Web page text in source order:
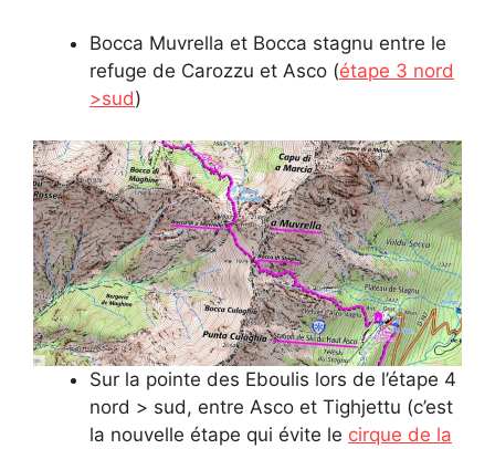
Bocca Muvrella et Bocca stagnu entre le
refuge de Carozzu et Asco (étape 3 nord
>sud)
Sur la pointe des Eboulis lors de l’étape 4
nord > sud, entre Asco et Tighjettu (c’est
la nouvelle étape qui évite le cirque de la